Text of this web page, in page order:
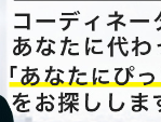
点への展開推進